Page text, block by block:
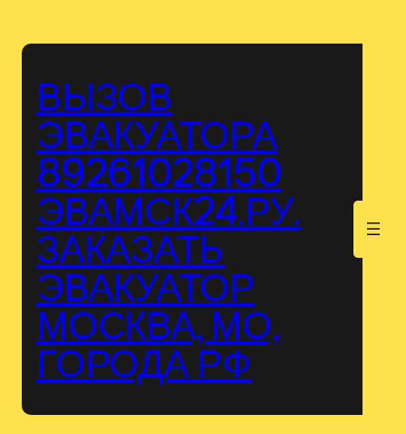
ВЫЗОВ
ЭВАКУАТОРА
89261028150
ЭВАМСК24.РУ.
ЗАКАЗАТЬ
ЭВАКУАТОР
МОСКВА, МО,
ГОРОДА РФ